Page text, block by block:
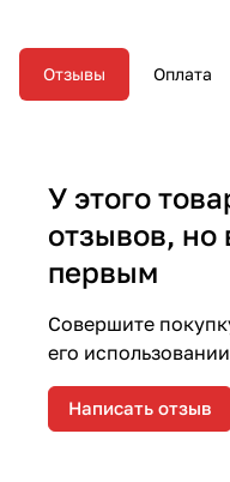
Отзывы Оплата
У этого
отзывов,
первым
Совершите
его использовании
Написать отзыв